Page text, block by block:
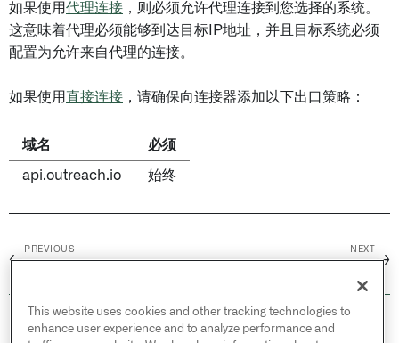
如果使用代理连接 ，则必须允许代理连接到您选择的系统。
这意味着代理必须能够到达目标IP地址，并且目标系统必须
配置为允许来自代理的连接。
如果使用 直接连接 ，请确保向连接器添加以下出口策略：
域名 必须
api.outreach.io 始终
←
PREVIOUS NEXT
→
© 2026 Palantir Technologies Inc. All rights
This website uses cookies and other tracking technologies to
enhance user experience and to analyze performance and